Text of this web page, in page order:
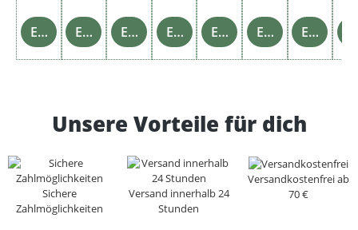
Einzelheiten Einzelheiten Einzelheiten Einzelheiten Einzelheiten Einzelheiten Einzelheiten
Unsere Vorteile für dich
Sichere
Zahlmöglichkeiten
Versand innerhalb 24
Stunden
Versandkostenfrei ab
70 €